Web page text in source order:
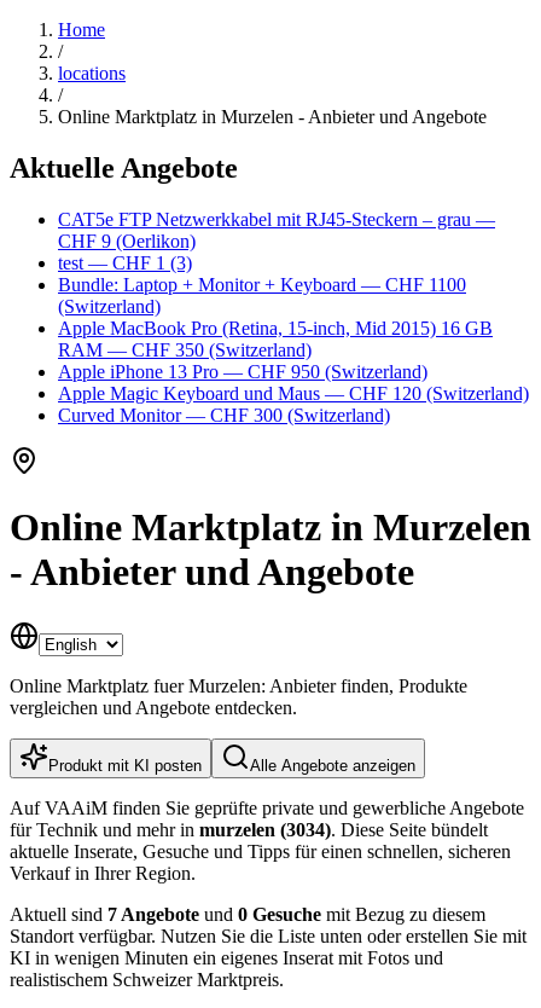
Home
/
locations
/
Online Marktplatz in Murzelen - Anbieter und Angebote
Aktuelle Angebote
CAT5e FTP Netzwerkkabel mit RJ45-Steckern – grau —
CHF 9 (Oerlikon)
test — CHF 1 (3)
Bundle: Laptop + Monitor + Keyboard — CHF 1100
(Switzerland)
Apple MacBook Pro (Retina, 15-inch, Mid 2015) 16 GB
RAM — CHF 350 (Switzerland)
Apple iPhone 13 Pro — CHF 950 (Switzerland)
Apple Magic Keyboard und Maus — CHF 120 (Switzerland)
Curved Monitor— CHF 300 (Switzerland)
Online Marktplatz in Murzelen
- Anbieter und Angebote
Online Marktplatz fuer Murzelen: Anbieter finden, Produkte
vergleichen und Angebote entdecken.
Produkt mit KI posten Alle Angebote anzeigen
Auf VAAiM finden Sie geprüfte private und gewerbliche Angebote
für Technik und mehr in murzelen (3034). Diese Seite bündelt
aktuelle Inserate, Gesuche und Tipps für einen schnellen, sicheren
Verkauf in Ihrer Region.
Aktuell sind 7 Angebote und 0 Gesuche mit Bezug zu diesem
Standort verfügbar. Nutzen Sie die Liste unten oder erstellen Sie mit
KI in wenigen Minuten ein eigenes Inserat mit Fotos und
realistischem Schweizer Marktpreis.